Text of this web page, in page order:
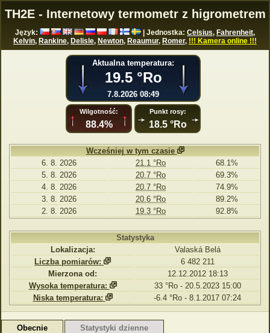
TH2E - Internetowy termometr z higrometrem
Język: | Jednostka: Celsius, Fahrenheit,
Kelvin, Rankine, Delisle, Newton, Reaumur, Romer, !!! Kamera online !!!
Statystyka
Lokalizacja:
Valaská Belá
Liczba pomiarów:
6 482 211
Mierzona od:
12.12.2012 18:13
Wysoka temperatura:
33 °Ro - 20.5.2023 15:00
Niska temperatura:
-6.4 °Ro - 8.1.2017 07:24
Wcześniej w tym czasie
6. 8. 2026
21.1 °Ro
68.1%
5. 8. 2026
20.7 °Ro
69.3%
4. 8. 2026
20.7 °Ro
74.9%
3. 8. 2026
20.6 °Ro
89.2%
2. 8. 2026
19.3 °Ro 92.8%
Aktualna temperatura:
19.5 °Ro
7.8.2026 08:49
Wilgotność:
88.4%
Punkt rosy:
18.5 °Ro
Obecnie
Statystyki dzienne